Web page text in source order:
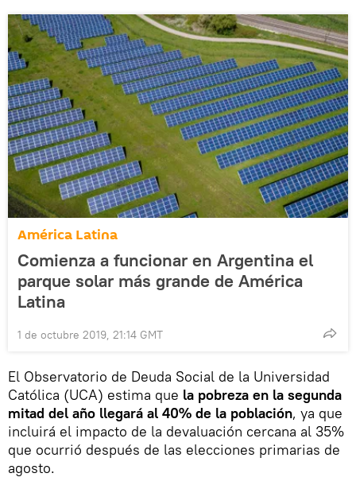
América Latina
Comienza a funcionar en Argentina el
parque solar más grande de América
Latina
1 de octubre 2019, 21:14 GMT
El Observatorio de Deuda Social de la Universidad
Católica (UCA) estima que la pobreza en la segunda
mitad del año llegará al 40% de la población, ya que
incluirá el impacto de la devaluación cercana al 35%
que ocurrió después de las elecciones primarias de
agosto.